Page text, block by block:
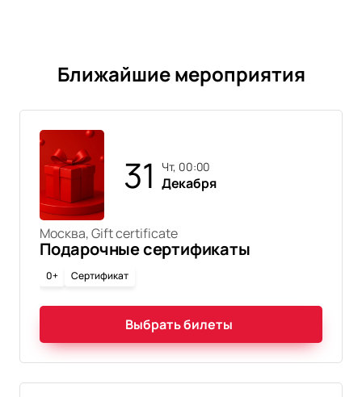
Ближайшие мероприятия
31 чт, 00:00
Декабря
Москва, Gift certificate
Подарочные сертификаты
0+ Сертификат
Выбрать билеты